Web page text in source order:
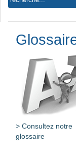
> Consultez notre
glossaire